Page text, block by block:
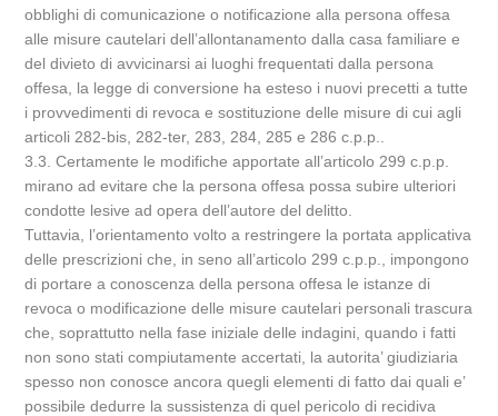
obblighi di comunicazione o notificazione alla persona offesa
alle misure cautelari dell’allontanamento dalla casa familiare e
del divieto di avvicinarsi ai luoghi frequentati dalla persona
offesa, la legge di conversione ha esteso i nuovi precetti a tutte
i provvedimenti di revoca e sostituzione delle misure di cui agli
articoli 282-bis, 282-ter, 283, 284, 285 e 286 c.p.p..
3.3. Certamente le modifiche apportate all’articolo 299 c.p.p.
mirano ad evitare che la persona offesa possa subire ulteriori
condotte lesive ad opera dell’autore del delitto.
Tuttavia, l’orientamento volto a restringere la portata applicativa
delle prescrizioni che, in seno all’articolo 299 c.p.p., impongono
di portare a conoscenza della persona offesa le istanze di
revoca o modificazione delle misure cautelari personali trascura
che, soprattutto nella fase iniziale delle indagini, quando i fatti
non sono stati compiutamente accertati, la autorita’ giudiziaria
spesso non conosce ancora quegli elementi di fatto dai quali e’
possibile dedurre la sussistenza di quel pericolo di recidiva